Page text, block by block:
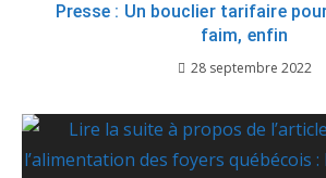
Presse : Un bouclier tarifaire
faim, enfin
28 septembre 2022